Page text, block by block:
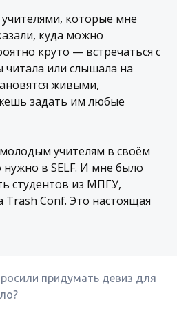
которые мне
куда можно
круто — встречаться с
или слышала на
живыми,
задать им любые
учителям в своём
в SELF. И мне было
студентов из МПГУ,
Trash Conf. Это настоящая
придумать девиз для